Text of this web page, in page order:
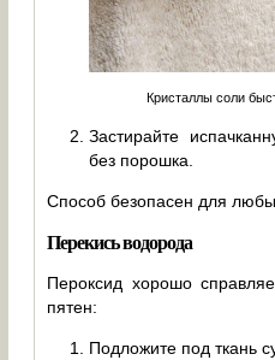
Кристаллы соли
Застирайте
без порошка.
Способ безопасен для
Перекись водорода
Пероксид хорошо
пятен:
Подложите под ткань